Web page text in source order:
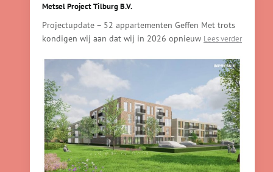
Metsel Project Tilburg B.V.️
Projectupdate – 52 appartementen Geffen Met trots
kondigen wij aan dat wij in 2026 opnieuw Lees verder